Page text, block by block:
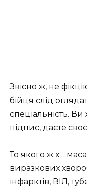
Звісно ж, не
бійця слід
спеціальність.
підпис, даєте
То якого ж х
виразкових
інфарктів, ВІЛ,